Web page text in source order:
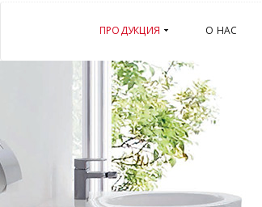
ПРОДУКЦИЯ О НАС